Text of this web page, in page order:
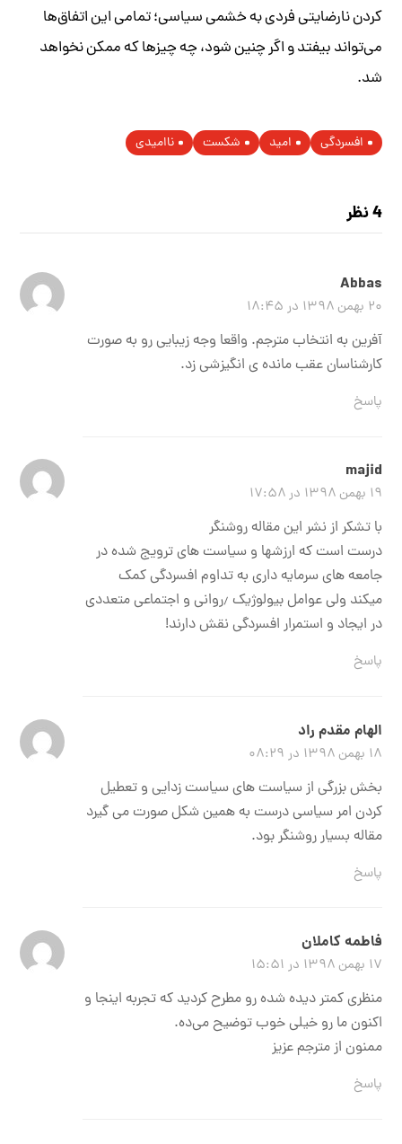
کردن نارضایتی فردی به خشمی سیاسی؛ تمامی این اتفاق‌ها
می‌تواند بیفتد و اگر چنین شود، چه چیزها که ممکن نخواهد
شد.
افسردگی امید شکست ناامیدی
4 نظر
Abbas
۲۰ بهمن ۱۳۹۸ در ۱۸:۴۵
آفرین به انتخاب مترجم. واقعا وجه زیبایی رو به صورت
کارشناسان عقب مانده ی انگیزشی زد.
پاسخ
majid
۱۹ بهمن ۱۳۹۸ در ۱۷:۵۸
با تشکر از نشر این مقاله روشنگر
درست است که ارزشها و سیاست های ترویج شده در
جامعه های سرمایه داری به تداوم افسردگی کمک
میکند ولی عوامل بیولوژیک ٫روانی و اجتماعی متعددی
در ایجاد و استمرار افسردگی نقش دارند!
پاسخ
الهام مقدم راد
۱۸ بهمن ۱۳۹۸ در ۰۸:۲۹
بخش بزرگی از سیاست های سیاست زدایی و تعطیل
کردن امر سیاسی درست به همین شکل صورت می گیرد
مقاله بسیار روشنگر بود.
پاسخ
فاطمه کاملان
۱۷ بهمن ۱۳۹۸ در ۱۵:۵۱
منظری کمتر دیده شده رو مطرح کردید که تجربه اینجا و
اکنون ما رو خیلی خوب توضیح می‌ده.
ممنون از مترجم عزیز
پاسخ